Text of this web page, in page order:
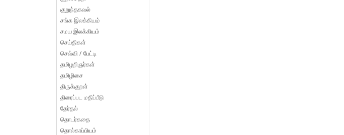
குறுந்தகவல்
சங்க இலக்கியம்
சமய இலக்கியம்
செய்திகள்
செவ்வி / பேட்டி
தமிழறிஞர்கள்
தமிழிசை
திருக்குறள்
திரைப்பட மதிப்பீடு
தேர்தல்
தொடர்கதை
தொல்காப்பியம்